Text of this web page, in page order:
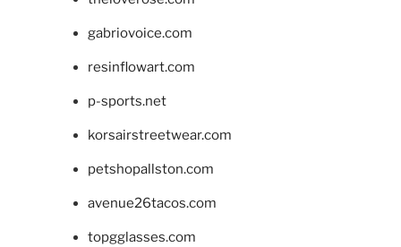
gabriovoice.com
resinflowart.com
p-sports.net
korsairstreetwear.com
petshopallston.com
avenue26tacos.com
topgglasses.com